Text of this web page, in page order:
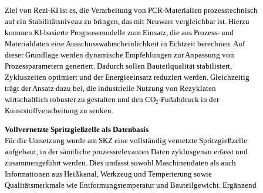
Ziel von Rezi-KI ist es, die Verarbeitung von PCR-Materialien prozesstechnisch
auf ein Stabilitätsniveau zu bringen, das mit Neuware vergleichbar ist. Hierzu
kommen KI-basierte Prognosemodelle zum Einsatz, die aus Prozess- und
Materialdaten eine Ausschusswahrscheinlichkeit in Echtzeit berechnen. Auf
dieser Grundlage werden dynamische Empfehlungen zur Anpassung von
Prozessparametern generiert. Dadurch sollen Bauteilqualität stabilisiert,
Zykluszeiten optimiert und der Energieeinsatz reduziert werden. Gleichzeitig
trägt der Ansatz dazu bei, die industrielle Nutzung von Rezyklaten
wirtschaftlich robuster zu gestalten und den CO₂-Fußabdruck in der
Kunststoffverarbeitung zu senken.
Vollvernetzte Spritzgießzelle als Datenbasis
Für die Umsetzung wurde am SKZ eine vollständig vernetzte Spritzgießzelle
aufgebaut, in der sämtliche prozessrelevanten Daten zyklusgenau erfasst und
zusammengeführt werden. Dies umfasst sowohl Maschinendaten als auch
Informationen aus Heißkanal, Werkzeug und Temperierung sowie
Qualitätsmerkmale wie Entformungstemperatur und Bauteilgewicht. Ergänzend